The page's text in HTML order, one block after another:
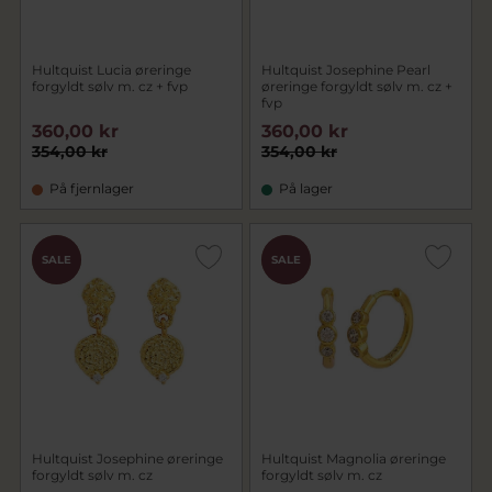
Hultquist Lucia øreringe
forgyldt sølv m. cz + fvp
354,00 kr
360,00 kr
På fjernlager
Hultquist Josephine Pearl
øreringe forgyldt sølv m. cz +
fvp
354,00 kr
360,00 kr
På lager
PRIS
SALE
Hultquist Josephine øreringe
forgyldt sølv m. cz
PRIS
SALE
Hultquist Magnolia øreringe
forgyldt sølv m. cz